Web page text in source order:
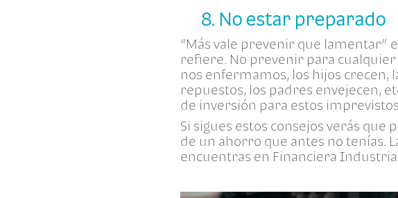
8. No estar preparado
“Más vale prevenir que lamentar”
refiere. No prevenir para cualquier
nos enfermamos, los hijos crecen,
repuestos, los padres envejecen,
de inversión para estos
Si sigues estos consejos verás que
de un ahorro que antes no tenías.
encuentras en Financiera